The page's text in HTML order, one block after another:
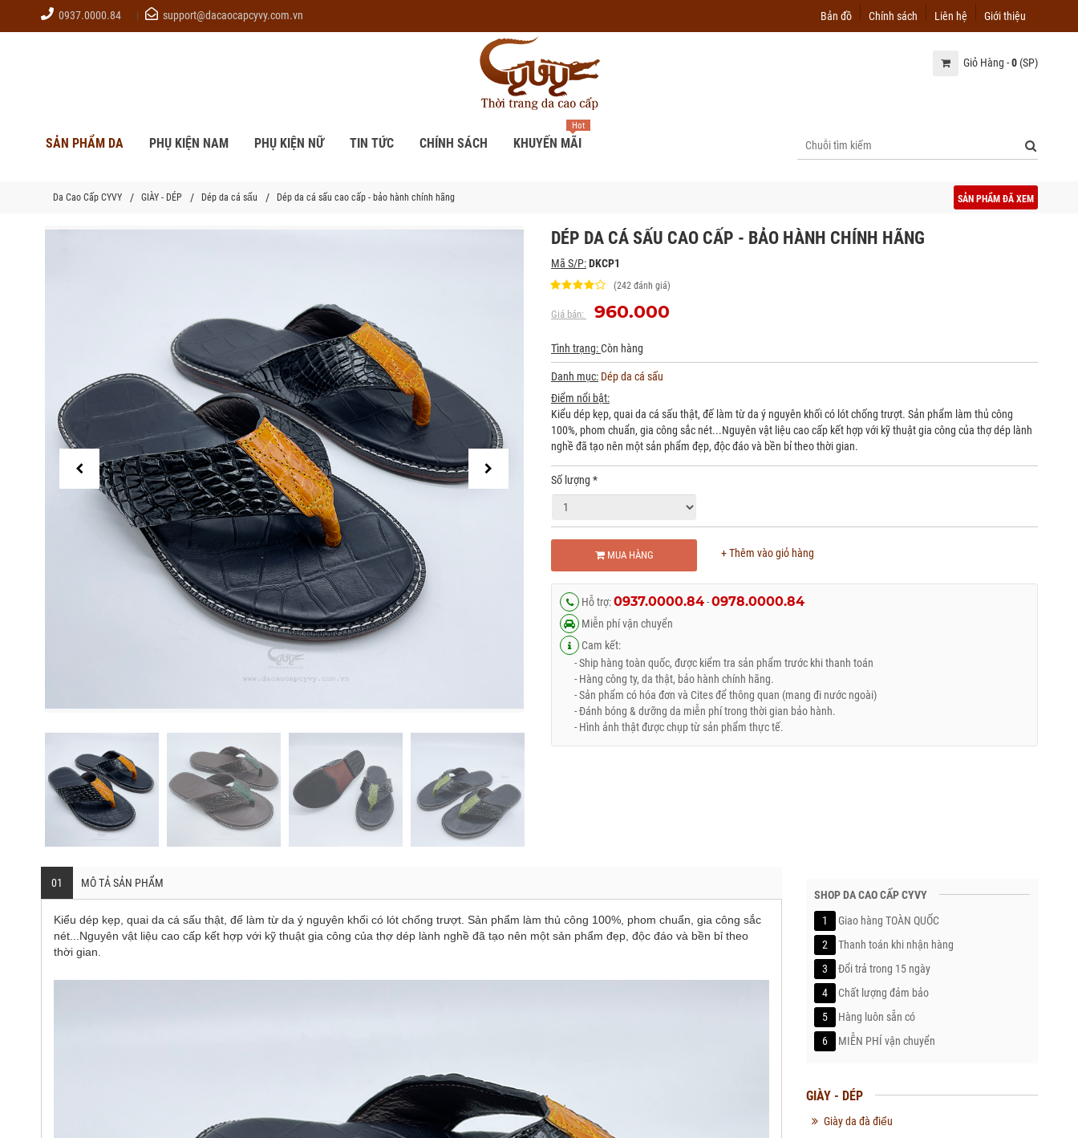
0937.0000.84 support@dacaocapcyvy.com.vn Bản đồ Chính sách Liên hệ Giới thiệu
Giỏ Hàng -0(SP)
SẢN PHẨM DA PHỤ KIỆN NAM PHỤ KIỆN NỮ TIN TỨC CHÍNH SÁCH KHUYẾN MÃI
Hot
Da Cao Cấp CYVY GIÀY - DÉP Dép da cá sấu Dép da cá sấu cao cấp - bảo hành chính hãng SẢN PHẨM ĐÃ XEM
DÉP DA CÁ SẤU CAO CẤP - BẢO HÀNH CHÍNH HÃNG
Mã S/P:DKCP1
(242 đánh giá)
Giá bán: 960.000
Tình trạng:Còn hàng
Danh mục: Dép da cá sấu
Điểm nổi bật:
Kiểu dép kẹp, quai da cá sấu thật, đế làm từ da ý nguyên khối có lót chống trượt. Sản phẩm làm thủ công
100%, phom chuẩn, gia công sắc nét...Nguyên vật liệu cao cấp kết hợp với kỹ thuật gia công của thợ dép lành
nghề đã tạo nên một sản phẩm đẹp, độc đáo và bền bỉ theo thời gian.
Số lượng *
MUA HÀNG + Thêm vào giỏ hàng
Hỗ trợ:0937.0000.84-0978.0000.84
Miễn phí vận chuyển
Cam kết:
- Ship hàng toàn quốc, được kiểm tra sản phẩm trước khi thanh toán
- Hàng công ty, da thật, bảo hành chính hãng.
- Sản phẩm có hóa đơn và Cites để thông quan (mang đi nước ngoài)
- Đánh bóng & dưỡng da miễn phí trong thời gian bảo hành.
- Hình ảnh thật được chụp từ sản phẩm thực tế.
01 MÔ TẢ SẢN PHẨM
Kiểu dép kẹp, quai da cá sấu thật, đế làm từ da ý nguyên khối có lót chống trượt. Sản phẩm làm thủ công 100%, phom chuẩn, gia công sắc
nét...Nguyên vật liệu cao cấp kết hợp với kỹ thuật gia công của thợ dép lành nghề đã tạo nên một sản phẩm đẹp, độc đáo và bền bỉ theo
thời gian.
SHOP DA CAO CẤP CYVY
1
Giao hàng TOÀN QUỐC
2
Thanh toán khi nhận hàng
3
Đổi trả trong 15 ngày
4
Chất lượng đảm bảo
5
Hàng luôn sẵn có
6
MIỄN PHÍ vận chuyển
GIÀY - DÉP
Giày da đà điểu